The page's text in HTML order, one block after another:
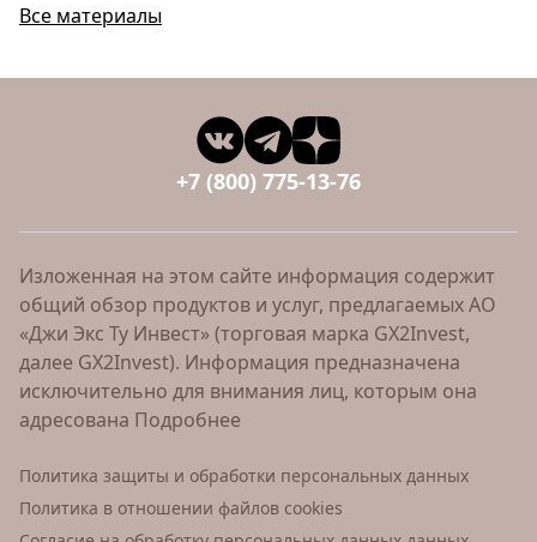
Все материалы
+7 (800) 775-13-76
Изложенная на этом сайте информация содержит
общий обзор продуктов и услуг, предлагаемых АО
«Джи Экс Ту Инвест» (торговая марка GX2Invest,
далее GX2Invest). Информация предназначена
исключительно для внимания лиц, которым она
адресована Подробнее
Политика защиты и обработки персональных данных
Политика в отношении файлов cookies